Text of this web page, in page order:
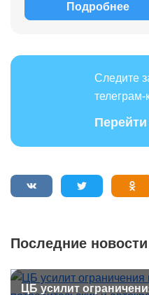
Подробнее
Следите
телеграм-
Перейти
Последние новости
ЦБ усилит